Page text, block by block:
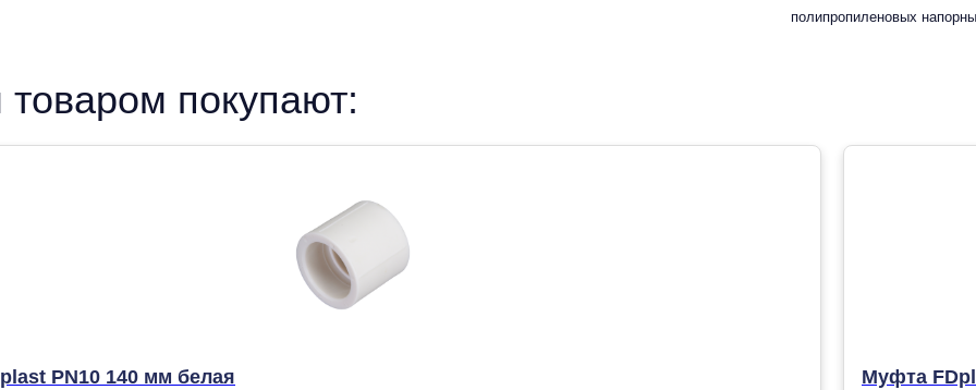
полипропиленовых
покупают:
PN10 140 мм белая Муфта